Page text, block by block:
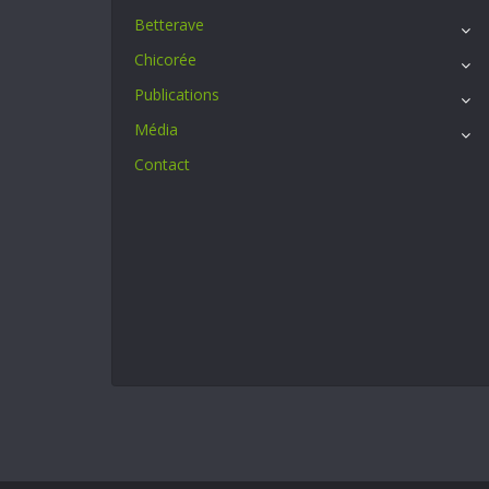
Betterave
Chicorée
Publications
Média
Contact